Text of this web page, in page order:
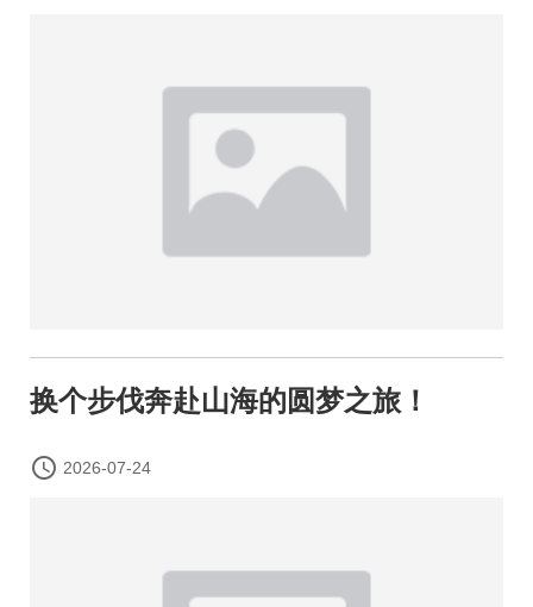
换个步伐奔赴山海的圆梦之旅！
 2026-07-24